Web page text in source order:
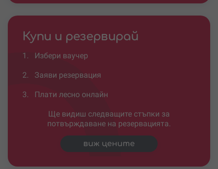
Купи и резервирай
1. Избери ваучер
2. Заяви резервация
3. Плати лесно онлайн
Ще видиш следващите стъпки за
потвърждаване на резервацията.
виж цените